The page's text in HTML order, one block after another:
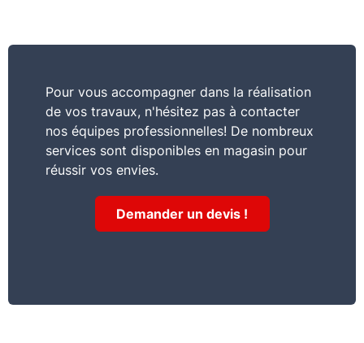
Pour vous accompagner dans la réalisation
de vos travaux, n'hésitez pas à contacter
nos équipes professionnelles! De nombreux
services sont disponibles en magasin pour
réussir vos envies.
Demander un devis !